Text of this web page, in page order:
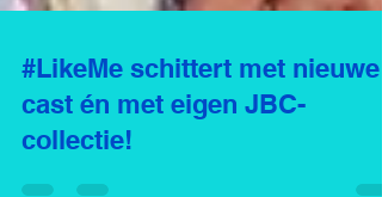
#LikeMe schittert met nieuwe
cast én met eigen JBC-
collectie!